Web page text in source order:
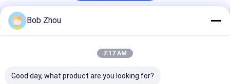
Polecane Produkty
Bob Zhou
7:17 AM
Good day, what product are you looking for?